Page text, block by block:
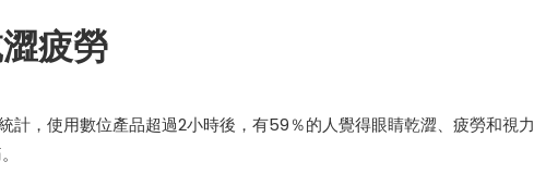
疲勞
，使用數位產品超過2小時後，有59％的人覺得眼睛乾澀、疲勞和視力
赛 郑钦文 王欣
瑜闯32强